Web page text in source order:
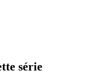
série